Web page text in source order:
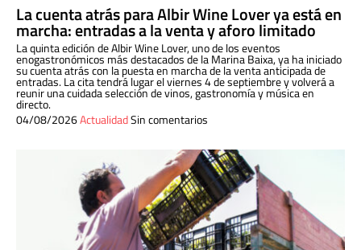
La cuenta atrás para Albir Wine Lover ya está en
marcha: entradas a la venta y aforo limitado
La quinta edición de Albir Wine Lover, uno de los eventos
enogastronómicos más destacados de la Marina Baixa, ya ha iniciado
su cuenta atrás con la puesta en marcha de la venta anticipada de
entradas. La cita tendrá lugar el viernes 4 de septiembre y volverá a
reunir una cuidada selección de vinos, gastronomía y música en
directo.
04/08/2026ActualidadSin comentarios